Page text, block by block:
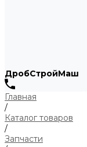
ДробСтройМаш
Главная
/
Каталог товаров
/
Запчасти